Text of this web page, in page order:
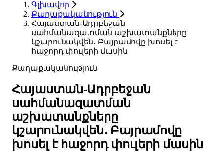
Գլխավոր
Քաղաքականություն
Հայաստան-Ադրբեջան
սահմանազատման աշխատանքները
կշարունակվեն․ Բայրամովը խոսել է
հաջորդ փուլերի մասին
Քաղաքականություն
Հայաստան-Ադրբեջան
սահմանազատման
աշխատանքները
կշարունակվեն․ Բայրամովը
խոսել է հաջորդ փուլերի մասին